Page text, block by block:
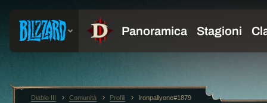
Diablo III Comunità Profili Ironpallyone#1879